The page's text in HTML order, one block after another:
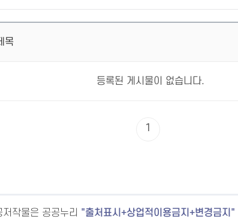
목
등록된 게시물이 없습니다.
1
작물은 공공누리 출처표시+상업적이용금지+변경금지